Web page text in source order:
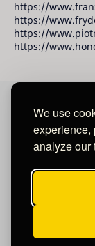
We use
experience,
analyze our
https://
https://
https://
https://
David
Salvador.